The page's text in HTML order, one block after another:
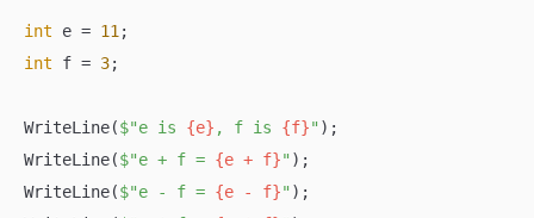
int e = 11
int f = 3;
WriteLine($"e is {e} , f is {f}" );
WriteLine($"e + f = {e + f}" );
WriteLine($"e - f = {e - f}" );